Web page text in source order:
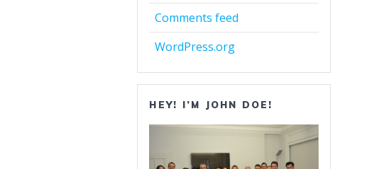
Comments feed
WordPress.org
HEY! I’M JOHN DOE!